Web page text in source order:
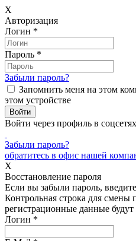
X
Авторизация
Логин *
Пароль *
Забыли пароль?
Запомнить меня на этом
этом устройстве
Войти через профиль в соцсетях
Забыли пароль?
обратитесь в офис нашей
X
Восстановление пароля
Если вы забыли пароль,
Контрольная строка для смены
регистрационные данные
Логин *